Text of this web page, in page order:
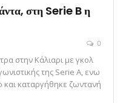
στη Serie B η
0
στην Κάλιαρι με γκολ
της Serie A, ενω
και καταργήθηκε ζωντανή